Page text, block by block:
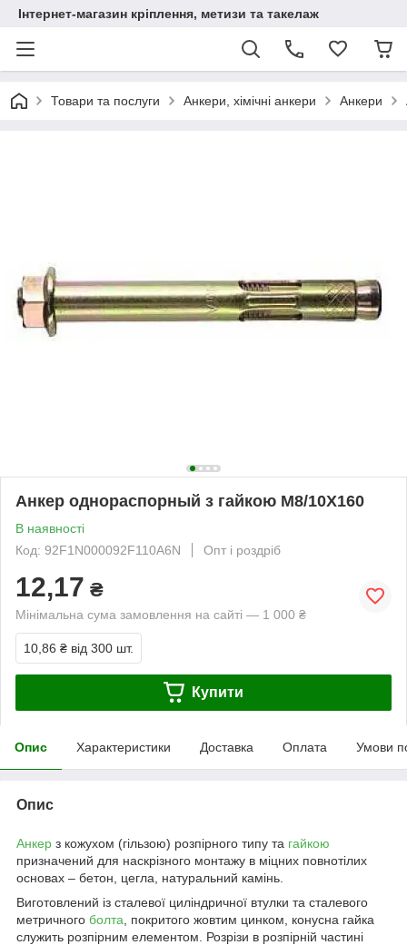
Інтернет-магазин кріплення, метизи та такелаж
Товари та послуги Анкери, хімічні анкери Анкери
Анкер однораспорный з гайкою М8/10Х160
В наявності
Код: 92F1N000092F110A6N
Опт і роздріб
12,17 ₴
Мінімальна сума замовлення на сайті — 1 000 ₴
10,86 ₴ від 300 шт.
Купити
Опис Характеристики Доставка Оплата Умови
Опис
Анкер з кожухом (гільзою) розпірного типу та гайкою
призначений для наскрізного монтажу в міцних повнотілих
основах – бетон, цегла, натуральний камінь.
Виготовлений із сталевої циліндричної втулки та сталевого
метричного болта , покритого жовтим цинком, конусна гайка
служить розпірним елементом. Розрізи в розпірній частині